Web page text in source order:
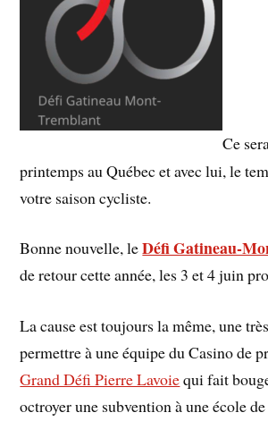
Ce
printemps au Québec et avec lui, le
votre saison cycliste.
Bonne nouvelle, leDéfi Gatineau-
de retour cette année, les 3 et 4 juin
La cause est toujours la même, une
permettre à une équipe du Casino de
Grand Défi Pierre Lavoiequi fait
octroyer une subvention à une école